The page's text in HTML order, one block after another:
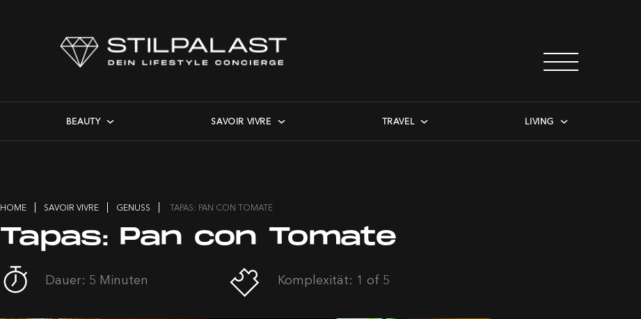
BEAUTY SAVOIR VIVRE TRAVEL LIVING
HOME SAVOIR VIVRE GENUSS TAPAS: PAN CON TOMATE
Tapas: Pan con Tomate
Dauer: 5 Minuten Komplexität: 1 of 5